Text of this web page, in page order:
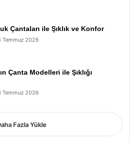
Çantaları ile Şıklık ve Konfor
Temmuz 2026
Çanta Modelleri ile Şıklığı
Temmuz 2026
Fazla Yükle